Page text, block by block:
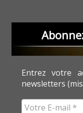
Entrez votre
newsletters